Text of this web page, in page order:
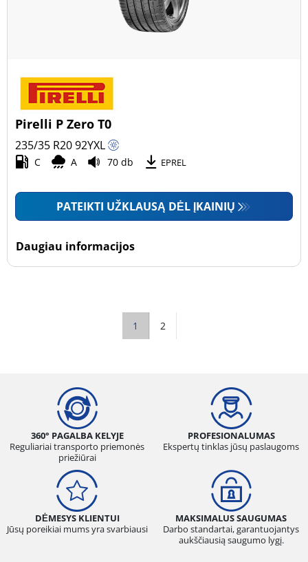
Pirelli P Zero T0
235/35 R2092YXL
C A 70 db EPREL
PATEIKTI UŽKLAUSĄ DĖL ĮKAINIŲ
Daugiau informacijos
1 2
360° PAGALBA KELYJE
Reguliariai transporto priemonės
priežiūrai
PROFESIONALUMAS
Ekspertų tinklas jūsų paslaugoms
DĖMESYS KLIENTUI
Jūsų poreikiai mums yra svarbiausi
MAKSIMALUS SAUGUMAS
Darbo standartai, garantuojantys
aukščiausią saugumo lygį.